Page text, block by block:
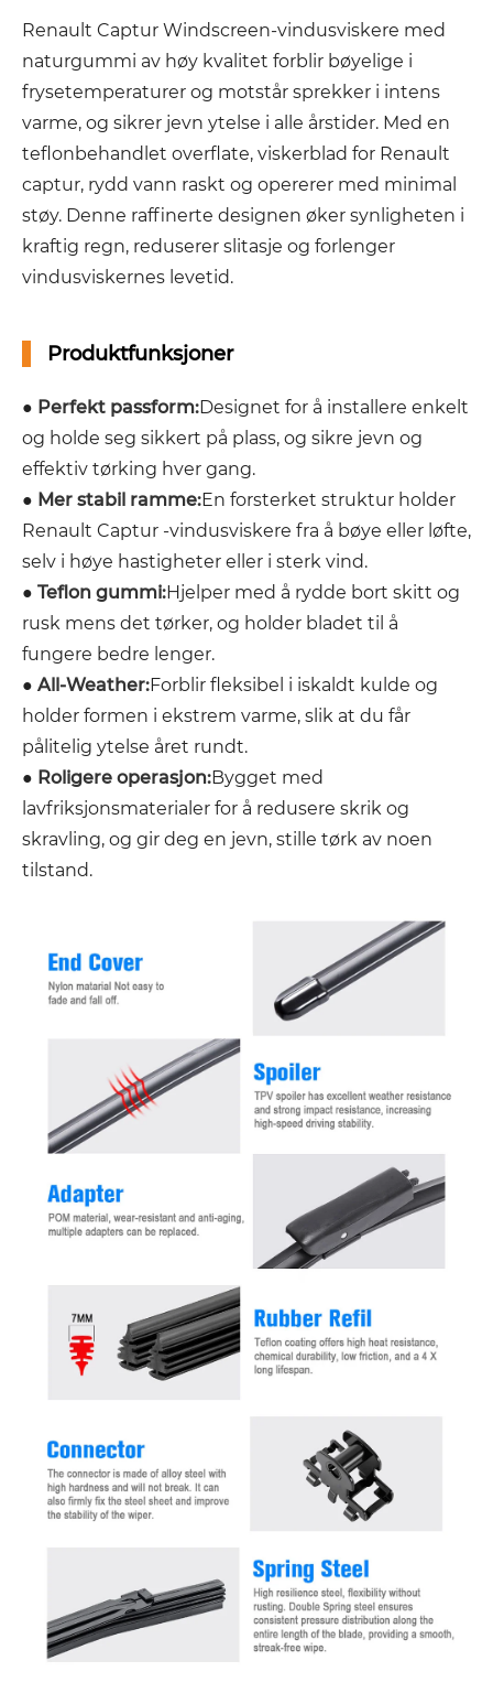
Renault Captur Windscreen-vindusviskere med
naturgummi av høy kvalitet forblir bøyelige i
frysetemperaturer og motstår sprekker i intens
varme, og sikrer jevn ytelse i alle årstider. Med en
teflonbehandlet overflate, viskerblad for Renault
captur, rydd vann raskt og opererer med minimal
støy. Denne raffinerte designen øker synligheten i
kraftig regn, reduserer slitasje og forlenger
vindusviskernes levetid.
Produktfunksjoner
● Perfekt passform:Designet for å installere enkelt
og holde seg sikkert på plass, og sikre jevn og
effektiv tørking hver gang.
● Mer stabil ramme:En forsterket struktur holder
Renault Captur -vindusviskere fra å bøye eller løfte,
selv i høye hastigheter eller i sterk vind.
● Teflon gummi:Hjelper med å rydde bort skitt og
rusk mens det tørker, og holder bladet til å
fungere bedre lenger.
● All-Weather:Forblir fleksibel i iskaldt kulde og
holder formen i ekstrem varme, slik at du får
pålitelig ytelse året rundt.
● Roligere operasjon:Bygget med
lavfriksjonsmaterialer for å redusere skrik og
skravling, og gir deg en jevn, stille tørk av noen
tilstand.